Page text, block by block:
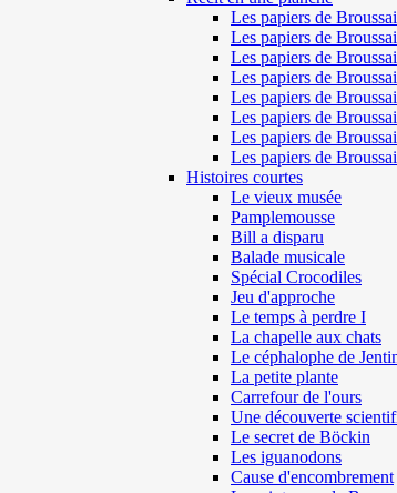
Les papiers de
Les papiers de
Les papiers de
Les papiers de
Les papiers de
Les papiers de
Les papiers de
Les papiers de
Histoires courtes
Le vieux musée
Pamplemousse
Bill a disparu
Balade musicale
Spécial Crocodiles
Jeu d'approche
Le temps à perdre I
La chapelle aux chats
Le céphalophe de
La petite plante
Carrefour de l'ours
Une découverte
Le secret de Böckin
Les iguanodons
Cause d'encombrement